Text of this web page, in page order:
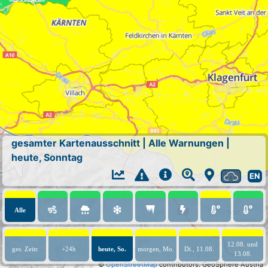
©OpenStreetMapcontributors. GeoSphere Austria
gesamter Kartenausschnitt Alle Warnungen
heute, Sonntag
EN
Alle
ges. Zeitr. +24h heute, So. morgen, Mo. Di., 11.08.
12.08. und
13.08.